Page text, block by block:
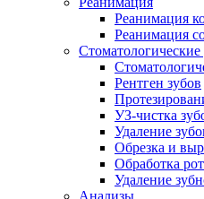
Реанимация
Реанимация
Стоматологические
Рентген зубов
УЗ-чистка
Удаление
Обрезка и
Обработка
Удаление
Анализы